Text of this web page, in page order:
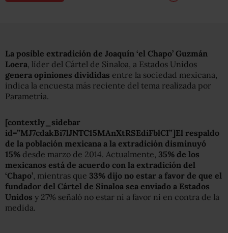
La posible extradición de Joaquín ‘el Chapo’ Guzmán
Loera, líder del Cártel de Sinaloa, a Estados Unidos
genera opiniones divididas entre la sociedad mexicana,
indica la encuesta más reciente del tema realizada por
Parametría.
[contextly_sidebar
id=”MJ7cdakBi7lJNTC15MAnXtRSEdiFblCI”]El respaldo
de la población mexicana a la extradición disminuyó
15% desde marzo de 2014. Actualmente, 35% de los
mexicanos está de acuerdo con la extradición del
‘Chapo’, mientras que 33% dijo no estar a favor de que el
fundador del Cártel de Sinaloa sea enviado a Estados
Unidos y 27% señaló no estar ni a favor ni en contra de la
medida.